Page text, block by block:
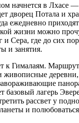
начнется в Лхасе
дворец Потала и
ежедневно
жизни можно
Сера, где до сих
и занятия.
к Гималаям.
живописные
базовый лагерь
рассвет у
и